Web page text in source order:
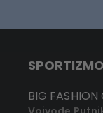
SPORTIZMO
BIG